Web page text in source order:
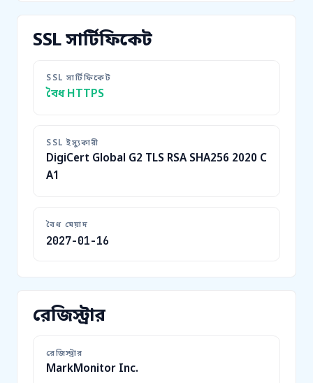
SSL সার্টিফিকেট
SSL সার্টিফিকেট
বৈধ HTTPS
SSL ইস্যুকারী
DigiCert Global G2 TLS RSA SHA256 2020 C
A1
বৈধ মেয়াদ
2027-01-16
রেজিস্ট্রার
রেজিস্ট্রার
MarkMonitor Inc.